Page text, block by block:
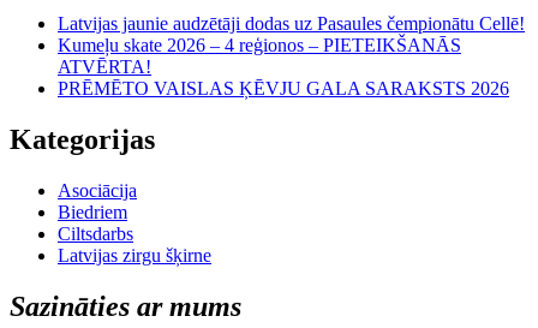
Latvijas jaunie audzētāji dodas uz Pasaules čempionātu Cellē!
Kumeļu skate 2026 – 4 reģionos – PIETEIKŠANĀS
ATVĒRTA!
PRĒMĒTO VAISLAS ĶĒVJU GALA SARAKSTS 2026
Kategorijas
Asociācija
Biedriem
Ciltsdarbs
Latvijas zirgu šķirne
Sazināties ar mums